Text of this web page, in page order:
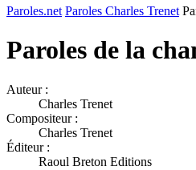
Paroles.net Paroles Charles Trenet
Paroles de la
Auteur :
Charles Trenet
Compositeur :
Charles Trenet
Éditeur :
Raoul Breton Editions